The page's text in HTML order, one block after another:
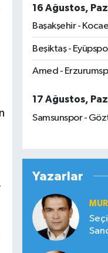
16 Ağustos,
Başakşehir -
Beşiktaş -
Amed -
17 Ağustos,
Samsunspor -
Yazarlar